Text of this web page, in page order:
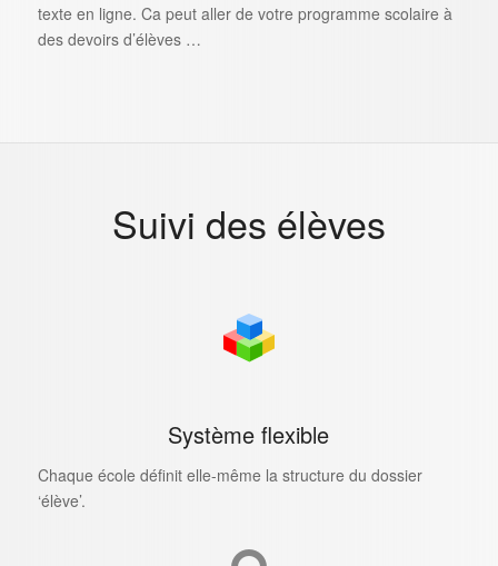
texte en ligne. Ca peut aller de votre programme scolaire à
des devoirs d’élèves …
Suivi des élèves
Système flexible
Chaque école définit elle-même la structure du dossier
‘élève’.